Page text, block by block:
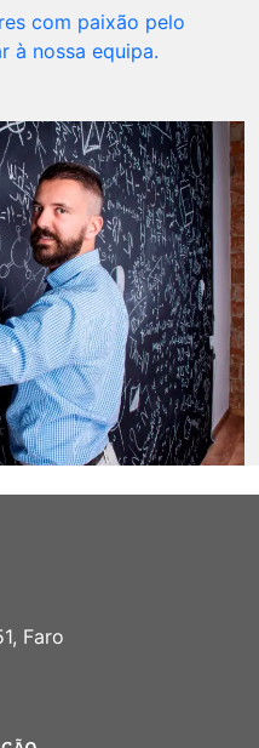
com paixão pelo
à nossa equipa.
Faro